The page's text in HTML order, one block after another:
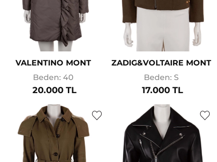
VALENTINO MONT
Beden: 40
20.000 TL
ZADIG&VOLTAIRE MONT
Beden: S
17.000 TL